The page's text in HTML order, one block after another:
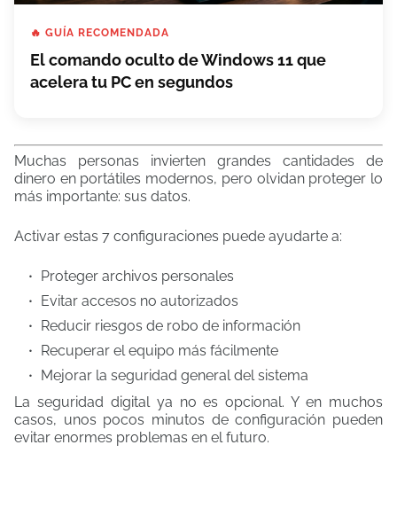
🔥 GUÍA RECOMENDADA
El comando oculto de Windows 11 que
acelera tu PC en segundos
Muchas personas invierten grandes cantidades de
dinero en portátiles modernos, pero olvidan proteger lo
más importante: sus datos.
Activar estas 7 configuraciones puede ayudarte a:
Proteger archivos personales
Evitar accesos no autorizados
Reducir riesgos de robo de información
Recuperar el equipo más fácilmente
Mejorar la seguridad general del sistema
La seguridad digital ya no es opcional. Y en muchos
casos, unos pocos minutos de configuración pueden
evitar enormes problemas en el futuro.